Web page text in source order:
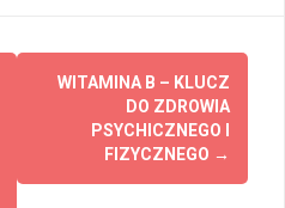
WITAMINA B – KLUCZ
DO ZDROWIA
PSYCHICZNEGO I
FIZYCZNEGO →